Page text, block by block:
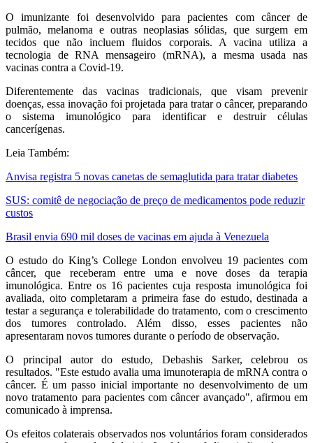
O imunizante foi desenvolvido para pacientes com câncer de
pulmão, melanoma e outras neoplasias sólidas, que surgem em
tecidos que não incluem fluidos corporais. A vacina utiliza a
tecnologia de RNA mensageiro (mRNA), a mesma usada nas
vacinas contra a Covid-19.
Diferentemente das vacinas tradicionais, que visam prevenir
doenças, essa inovação foi projetada para tratar o câncer, preparando
o sistema imunológico para identificar e destruir células
cancerígenas.
Leia Também:
Anvisa registra 5 novas canetas de semaglutida para tratar diabetes
SUS: comitê de negociação de preço de medicamentos pode reduzir
custos
Brasil envia 690 mil doses de vacinas em ajuda à Venezuela
O estudo do King’s College London envolveu 19 pacientes com
câncer, que receberam entre uma e nove doses da terapia
imunológica. Entre os 16 pacientes cuja resposta imunológica foi
avaliada, oito completaram a primeira fase do estudo, destinada a
testar a segurança e tolerabilidade do tratamento, com o crescimento
dos tumores controlado. Além disso, esses pacientes não
apresentaram novos tumores durante o período de observação.
O principal autor do estudo, Debashis Sarker, celebrou os
resultados. "Este estudo avalia uma imunoterapia de mRNA contra o
câncer. É um passo inicial importante no desenvolvimento de um
novo tratamento para pacientes com câncer avançado", afirmou em
comunicado à imprensa.
Os efeitos colaterais observados nos voluntários foram considerados